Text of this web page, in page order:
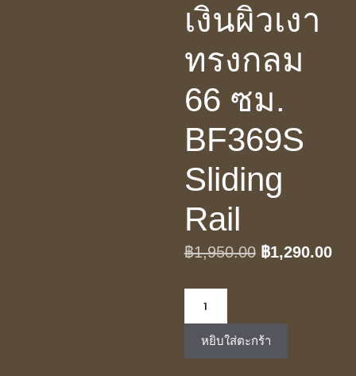
เงินผิวเงา
ทรงกลม
66 ซม.
BF369S
Sliding
Rail
฿1,950.00 Original
฿1,950.00.
฿1,290.00
จำนวน
ชุด
ราว
หยิบใส่ตะกร้า